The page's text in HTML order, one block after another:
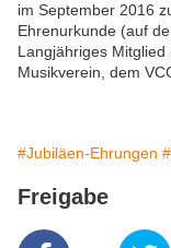
im September 2016
Ehrenurkunde (auf
Langjähriges
Musikverein, dem
#Jubiläen-Ehrungen
Freigabe